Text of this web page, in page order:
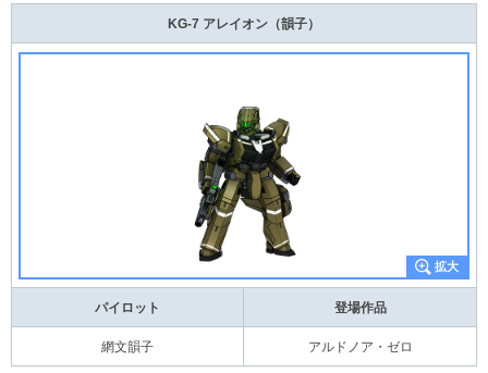
KG-7 アレイオン（韻子）
パイロット 登場作品
網文韻子 アルドノア・ゼロ